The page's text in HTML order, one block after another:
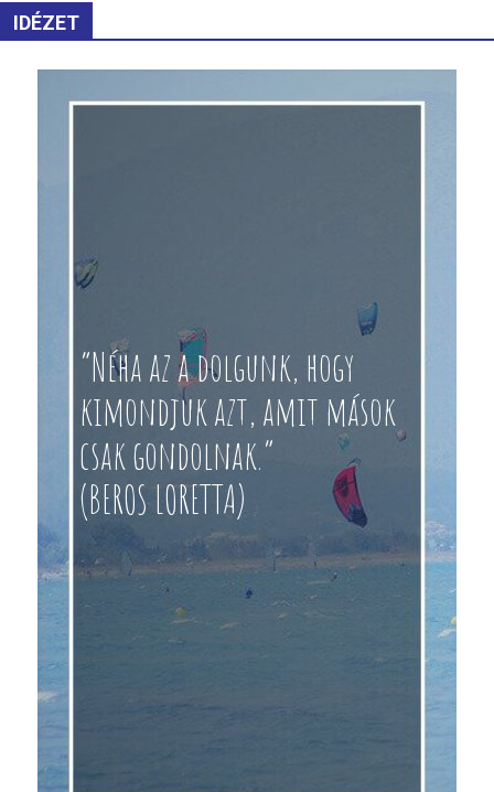
IDÉZET
“Néha az a dolgunk, hogy
kimondjuk azt, amit mások
csak gondolnak.”
(BEROS LORETTA)